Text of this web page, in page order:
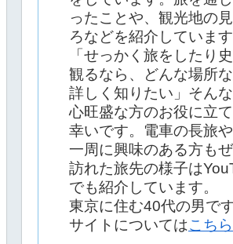
ったことや、観光地の
ろなどを紹介しています
「せっかく旅をしたり
観るなら、どんな場所
詳しく知りたい」そん
心旺盛な方のお役に立
幸いです。電車の長旅
一周に興味のある方もぜ
訪れた旅先の様子は
でも紹介しています。
東京に住む40代の男です
サイトについてはこちら